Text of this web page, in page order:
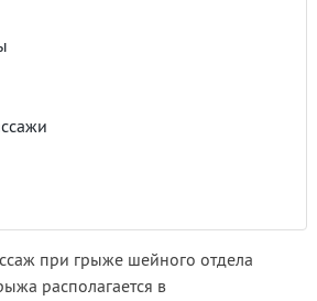
при грыже шейного отдела
располагается в